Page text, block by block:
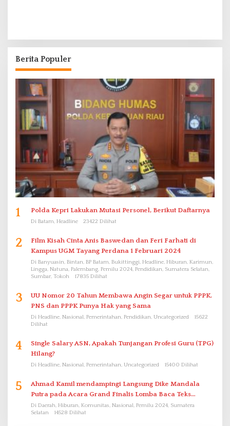
Berita Populer
1 Polda Kepri Lakukan Mutasi Personel, Berikut Daftarnya
Di Batam, Headline 23422 Dilihat
2
Film Kisah Cinta Anis Baswedan dan Feri Farhati di
Kampus UGM Tayang Perdana 1 Februari 2024
Di Banyuasin, Bintan, BP Batam, Bukittinggi, Headline, Hiburan, Karimun,
Lingga, Natuna, Palembang, Pemilu 2024, Pendidikan, Sumatera Selatan,
Sumbar, Tokoh
17835 Dilihat
3
UU Nomor 20 Tahun Membawa Angin Segar untuk PPPK.
PNS dan PPPK Punya Hak yang Sama
Di Headline, Nasional, Pemerintahan, Pendidikan, Uncategorized
15622
Dilihat
4
Single Salary ASN, Apakah Tunjangan Profesi Guru (TPG)
Hilang?
Di Headline, Nasional, Pemerintahan, Uncategorized 15400 Dilihat
5
Ahmad Kamil mendampingi Langsung Dike Mandala
Putra pada Acara Grand Finalis Lomba Baca Teks
Proklamasi Mirip Bung Karno di Bali
Di Daerah, Hiburan, Komunitas, Nasional, Pemilu 2024, Sumatera
Selatan
14528 Dilihat